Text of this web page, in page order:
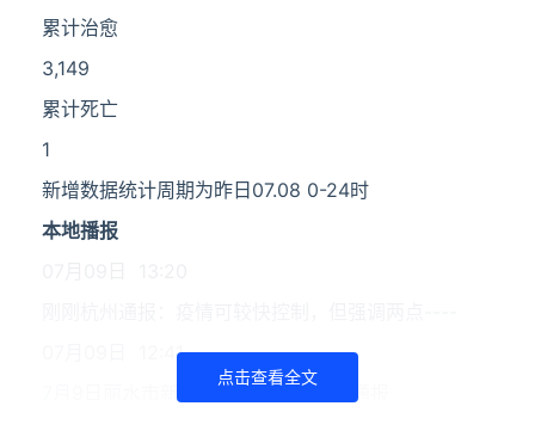
累计治愈
3,149
累计死亡
1
新增数据统计周期为昨日07.08 0-24时
本地播报
07月09日 12:41
7月9日丽水市新型冠状病毒肺炎疫情通报
点击查看全文